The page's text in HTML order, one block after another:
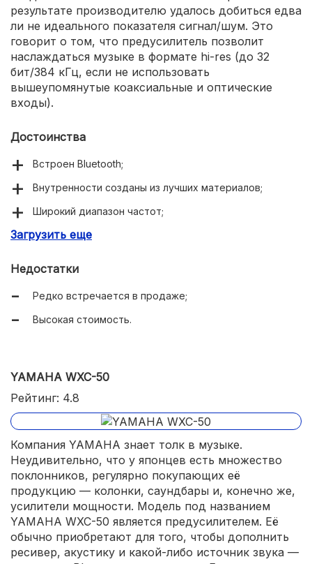
результате производителю удалось добиться едва
ли не идеального показателя сигнал/шум. Это
говорит о том, что предусилитель позволит
наслаждаться музыке в формате hi-res (до 32
бит/384 кГц, если не использовать
вышеупомянутые коаксиальные и оптические
входы).
Достоинства
Встроен Bluetooth;
Внутренности созданы из лучших материалов;
Широкий диапазон частот;
Огромное количество разъёмов;
панели;
Минимальный уровень искажений.
Загрузить еще
Недостатки
Редко встречается в продаже;
Высокая стоимость.
YAMAHA WXC-50
Рейтинг: 4.8
Компания YAMAHA знает толк в музыке.
Неудивительно, что у японцев есть множество
поклонников, регулярно покупающих её
продукцию — колонки, саундбары и, конечно же,
усилители мощности. Модель под названием
YAMAHA WXC-50 является предусилителем. Её
обычно приобретают для того, чтобы дополнить
ресивер, акустику и какой-либо источник звука —